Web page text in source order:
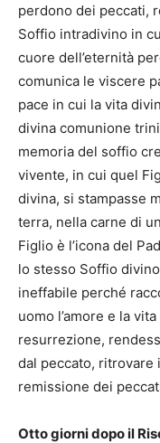
perdono dei peccati,
Soffio intradivino in
cuore dell’eternità
comunica le viscere
pace in cui la vita
divina comunione
memoria del soffio
vivente, in cui quel
divina, si stampasse
terra, nella carne di
Figlio è l’icona del
lo stesso Soffio
ineffabile perché
uomo l’amore e la
resurrezione,
dal peccato,
remissione dei
Otto giorni dopo il